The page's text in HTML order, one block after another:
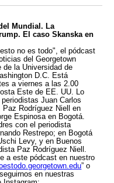
Mundial. La
El caso Skanska en
no es todo", el pódcast
del Georgetown
la Universidad de
D.C. Está
a viernes a las 2.00
Este de EE. UU. Lo
Juan Carlos
Paz Rodríguez Niell en
Espinosa en Bogotá.
con el periodista
Restrepo; en Bogotá
Levy, y en Buenos
Paz Rodríguez Niell.
a este pódcast en nuestro
” o
en nuestras